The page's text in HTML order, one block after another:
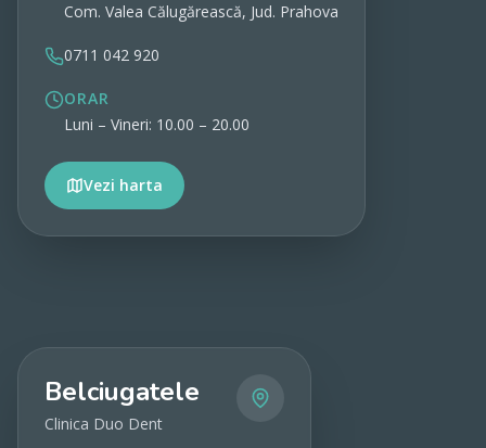
Com. Valea Călugărească, Jud. Prahova
0711 042 920
ORAR
Luni – Vineri: 10.00 – 20.00
Vezi harta
Vezi detalii
Belciugatele
Clinica Duo Dent